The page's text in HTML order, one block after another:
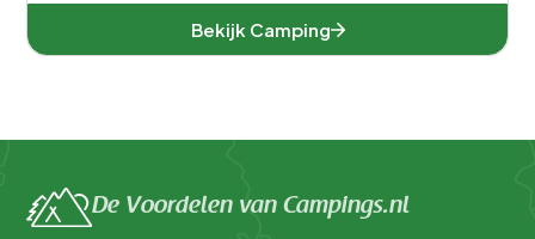
Bekijk Camping
De Voordelen van Campings.nl